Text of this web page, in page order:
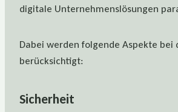
digitale Unternehmenslösungen
Dabei werden folgende Aspekte bei
berücksichtigt:
Sicherheit